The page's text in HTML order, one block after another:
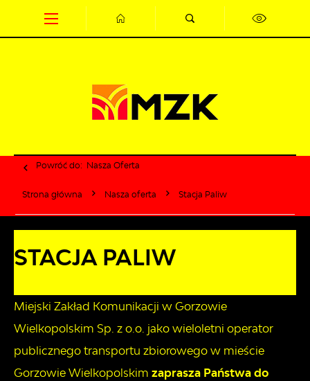
Przejdź do wyszukiwarki.
Przejdź do ustawień wielkości czcionki.
Wyłącz wersję kontrastową strony.
Powróć do: Nasza Oferta
Strona główna Nasza oferta Stacja Paliw
STACJA PALIW
Miejski Zakład Komunikacji w Gorzowie
Wielkopolskim Sp. z o.o. jako wieloletni operator
publicznego transportu zbiorowego w mieście
Gorzowie Wielkopolskim zaprasza Państwa do